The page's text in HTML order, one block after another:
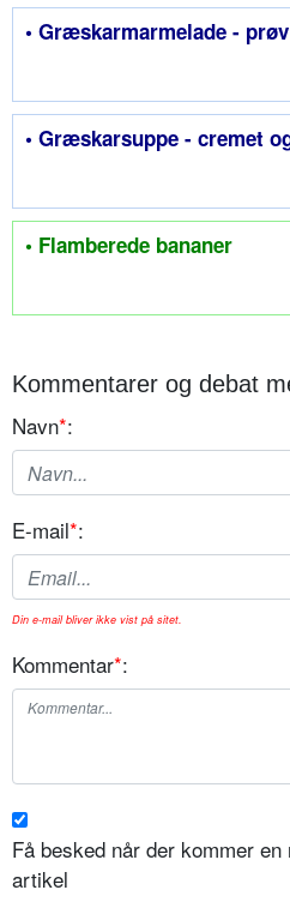
• Græskarmarmelade -
• Græskarsuppe - cremet
• Flamberede bananer
Kommentarer og debat
Navn*:
E-mail*:
Din e-mail bliver ikke vist på sitet.
Kommentar*:
Få besked når der kommer
artikel